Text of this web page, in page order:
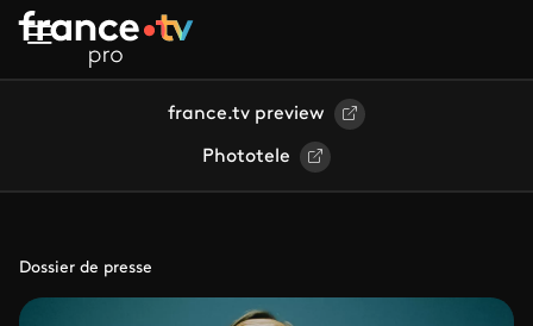
Aller au contenu principal
france.tv preview
Phototele
Dossier de presse